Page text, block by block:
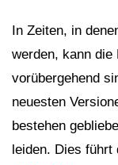
In Zeiten, in
werden, kann die
vorübergehend
neuesten
bestehen
leiden. Dies führt